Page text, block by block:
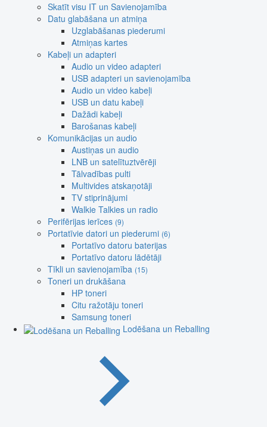
Skatīt visu IT un Savienojamība
Datu glabāšana un atmiņa
Uzglabāšanas piederumi
Atmiņas kartes
Kabeļi un adapteri
Audio un video adapteri
USB adapteri un savienojamība
Audio un video kabeļi
USB un datu kabeļi
Dažādi kabeļi
Barošanas kabeļi
Komunikācijas un audio
Austiņas un audio
LNB un satelītuztvērēji
Tālvadības pulti
Multivides atskaņotāji
TV stiprinājumi
Walkie Talkies un radio
Perifērijas ierīces (9)
Portatīvie datori un piederumi (6)
Portatīvo datoru baterijas
Portatīvo datoru lādētāji
Tīkli un savienojamība (15)
Toneri un drukāšana
HP toneri
Citu ražotāju toneri
Samsung toneri
Lodēšana un Reballing